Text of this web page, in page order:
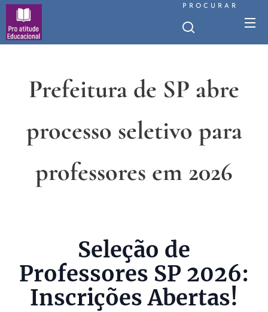
PROCURAR
Prefeitura de SP abre
processo seletivo para
professores em 2026
Seleção de
Professores SP 2026:
Inscrições Abertas!